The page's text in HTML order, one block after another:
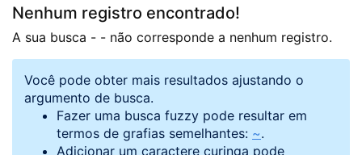
Nenhum registro encontrado!
A sua busca - - não corresponde a nenhum registro.
Você pode obter mais resultados ajustando o
argumento de busca.
Fazer uma busca fuzzy pode resultar em
termos de grafias semelhantes: ~.
Adicionar um caractere curinga pode